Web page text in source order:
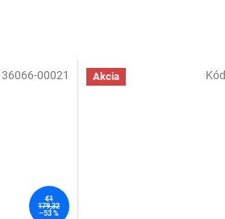
€1
179,32
–53 %
36066-00021 Akcia